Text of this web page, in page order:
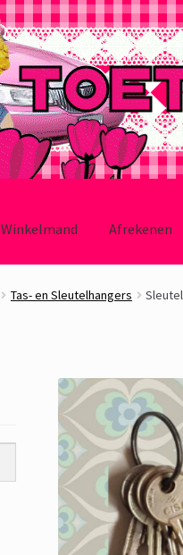
Winkelmand Afrekenen
Tas- en Sleutelhangers